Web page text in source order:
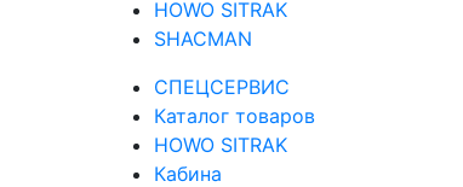
HOWO SITRAK
SHACMAN
СПЕЦСЕРВИС
Каталог товаров
HOWO SITRAK
Кабина